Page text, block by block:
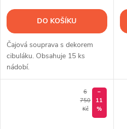
DO KOŠÍKU
Čajová souprava s dekorem
cibuláku. Obsahuje 15 ks
nádobí.
6
750
Kč
–
11
%